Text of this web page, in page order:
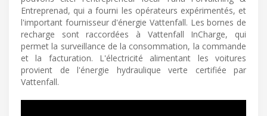
Entreprenad, qui a fourni les opérateurs expérimentés, et
l'important fournisseur d'énergie Vattenfall. Les bornes de
recharge sont raccordées à Vattenfall InCharge, qui
permet la surveillance de la consommation, la commande
et la facturation. L'électricité alimentant les voitures
provient de l'énergie hydraulique verte certifiée par
Vattenfall.